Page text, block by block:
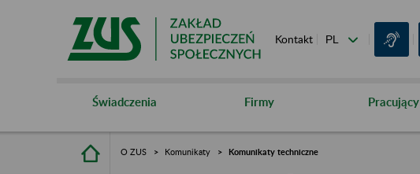
Kontakt
Świadczenia Firmy Pracujący
O ZUS Komunikaty Komunikaty techniczne